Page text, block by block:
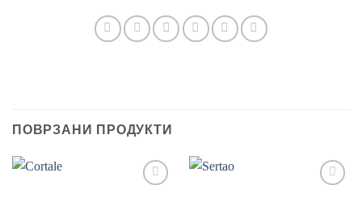
ПОВРЗАНИ ПРОДУКТИ